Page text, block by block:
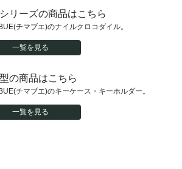
リーズの商品はこちら
チマブエ)のナイルクロコダイル。
一覧を見る
の商品はこちら
チマブエ)のキーケース・キーホルダー。
一覧を見る